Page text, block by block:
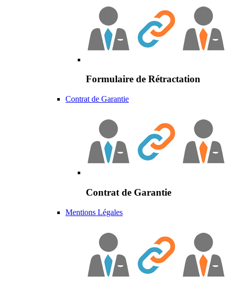
Formulaire de Rétractation
Contrat de Garantie
Contrat de Garantie
Mentions Légales